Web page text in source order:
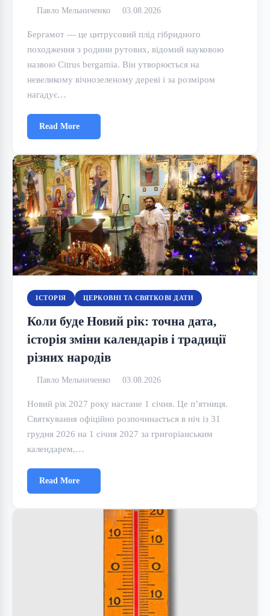
Павло Мельниченко 03.08.2026
Бергамот — це цитрусовий плід гібридного
походження з родини рутових, відомий науковою
назвою Citrus bergamia. Він утворюється на
невеликому вічнозеленому дереві і за розміром
нагадує…
Read More
ІСТОРІЯ ЦЕРКОВНІ ТА СВЯТКОВІ ДАТИ
Коли буде Новий рік: точна дата,
історія зміни календарів і традиції
різних народів
Павло Мельниченко 03.08.2026
Новий рік 2027 року настане 1 січня. Це п’ятниця.
Святкування офіційно розпочинається в ніч із 31
грудня 2026 на 1 січня 2027 за григоріанським
календарем,…
Read More